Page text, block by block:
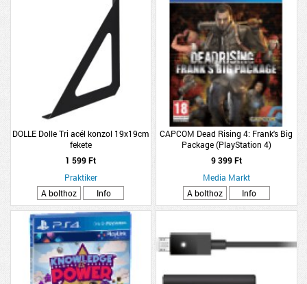
DOLLE Dolle Tri acél konzol 19x19cm
fekete
1 599 Ft
Praktiker
A bolthoz
Info
CAPCOM Dead Rising 4: Frank's Big
Package (PlayStation 4)
9 399 Ft
Media Markt
A bolthoz
Info